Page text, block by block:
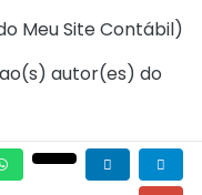
Meu Site Contábil)
autor(es) do